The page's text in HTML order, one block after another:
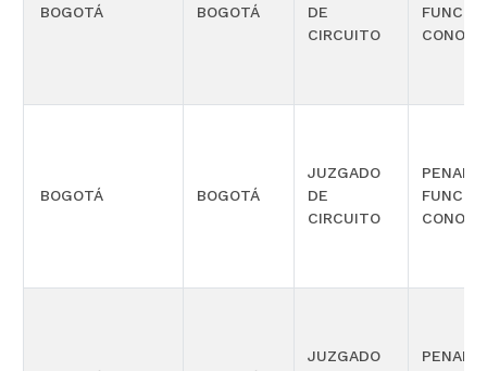
BOGOTÁ BOGOTÁ
DE
CIRCUITO
BOGOTÁ BOGOTÁ
JUZGADO
DE
CIRCUITO
PENAL
JUZGADO
PENAL